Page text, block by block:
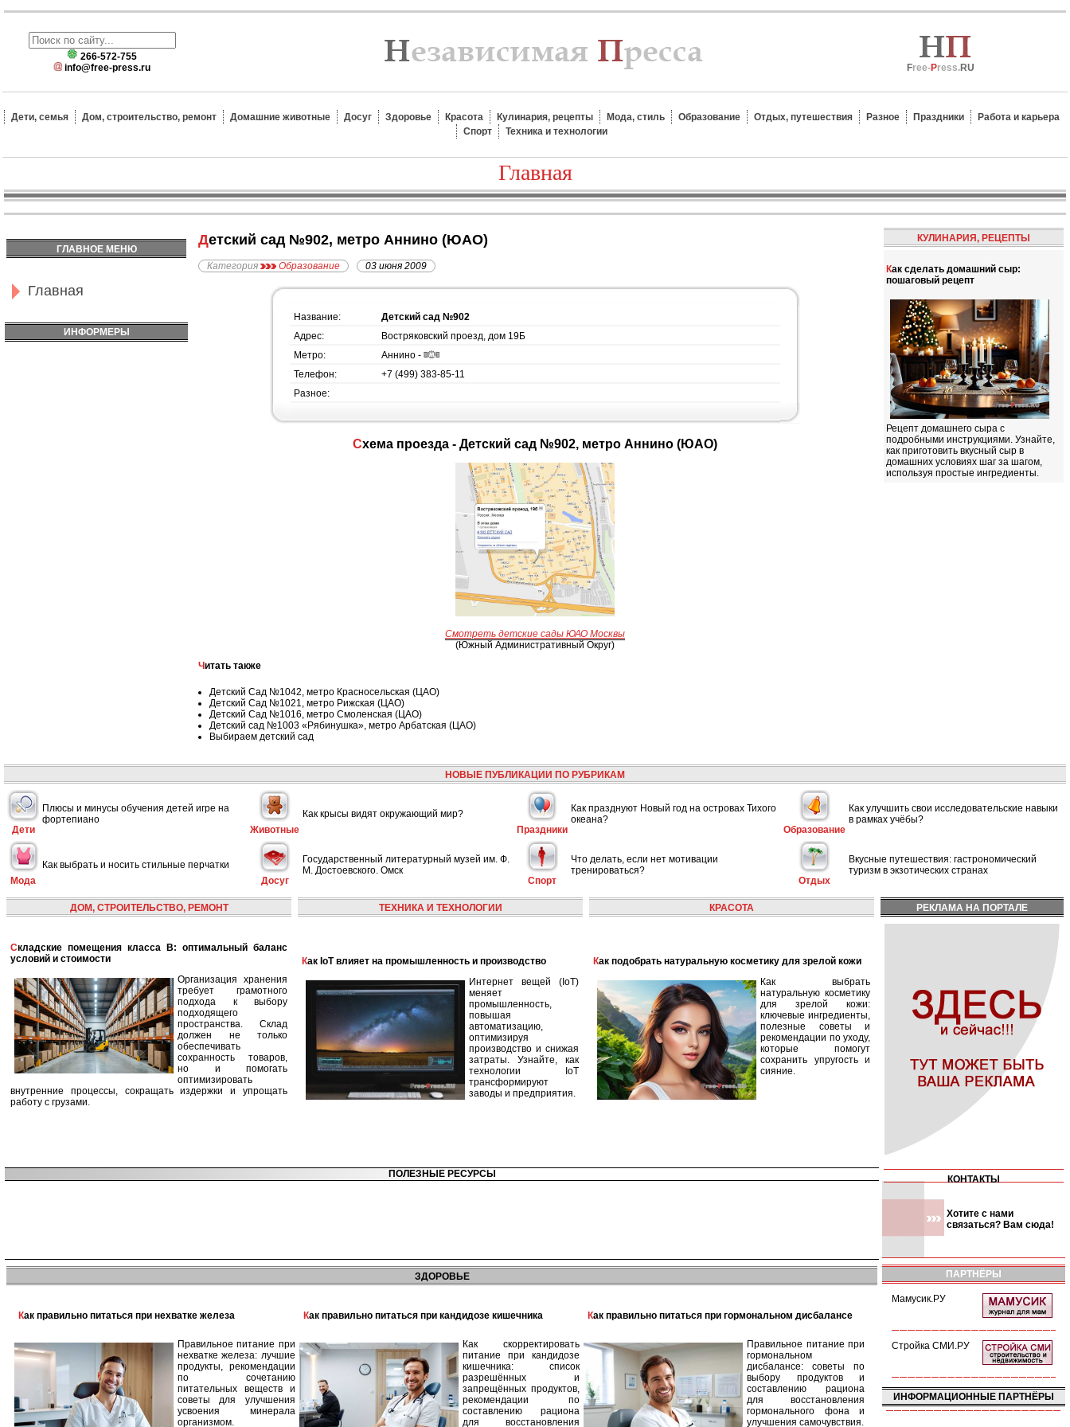
266-572-755
info@free-press.ru
Free-Press.RU
Дети, семья Дом, строительство, ремонт Домашние животные Досуг Здоровье Красота Кулинария, рецепты Мода, стиль Образование Отдых, путешествия Разное Праздники
Работа и карьера
Спорт
Техника и технологии
Главная
ГЛАВНОЕ МЕНЮ
Главная
ИНФОРМЕРЫ
Детский сад №902, метро Аннино (ЮАО)
Категория Образование 03 июня 2009
Название:
Детский сад №902
Адрес:
Востряковский проезд, дом 19Б
Метро:
Аннино -
Телефон:
+7 (499) 383-85-11
Разное:
Схема проезда - Детский сад №902, метро Аннино (ЮАО)
Смотреть детские сады ЮАО Москвы
(Южный Административный Округ)
Читать также
Детский Сад №1042, метро Красносельская (ЦАО)
Детский Сад №1021, метро Рижская (ЦАО)
Детский Сад №1016, метро Смоленская (ЦАО)
Детский сад №1003 «Рябинушка», метро Арбатская (ЦАО)
Выбираем детский сад
КУЛИНАРИЯ, РЕЦЕПТЫ
Как сделать домашний сыр:
пошаговый рецепт
Рецепт домашнего сыра с
подробными инструкциями. Узнайте,
как приготовить вкусный сыр в
домашних условиях шаг за шагом,
используя простые ингредиенты.
НОВЫЕ ПУБЛИКАЦИИ ПО РУБРИКАМ
Дети
Плюсы и минусы обучения детей игре на
фортепиано
Животные
Как крысы видят окружающий мир?
Праздники
Как празднуют Новый год на островах Тихого
океана?
Образование
Как улучшить свои исследовательские навыки
в рамках учёбы?
Мода
Как выбрать и носить стильные перчатки
Досуг
Государственный литературный музей им. Ф.
М. Достоевского. Омск
Спорт
Что делать, если нет мотивации
тренироваться?
Отдых
Вкусные путешествия: гастрономический
туризм в экзотических странах
ДОМ, СТРОИТЕЛЬСТВО, РЕМОНТ
Складские помещения класса B: оптимальный баланс
условий и стоимости
Организация хранения
требует грамотного
подхода к выбору
подходящего
пространства. Склад
должен не только
обеспечивать
сохранность товаров,
но и помогать
оптимизировать
внутренние процессы, сокращать издержки и упрощать
работу с грузами.
ТЕХНИКА И ТЕХНОЛОГИИ
Как IoT влияет на промышленность и производство
Интернет вещей (IoT)
меняет
промышленность,
повышая
автоматизацию,
оптимизируя
производство и снижая
затраты. Узнайте, как
технологии IoT
трансформируют
заводы и предприятия.
КРАСОТА
Как подобрать натуральную косметику для зрелой кожи
Как выбрать
натуральную косметику
для зрелой кожи:
ключевые ингредиенты,
полезные советы и
рекомендации по уходу,
которые помогут
сохранить упругость и
сияние.
РЕКЛАМА НА ПОРТАЛЕ
ПОЛЕЗНЫЕ РЕСУРСЫ КОНТАКТЫ
Хотите с нами
связаться? Вам сюда!
ЗДОРОВЬЕ
Как правильно питаться при нехватке железа
Правильное питание при
нехватке железа: лучшие
продукты, рекомендации
по сочетанию
питательных веществ и
советы для улучшения
усвоения минерала
организмом.
Как правильно питаться при кандидозе кишечника
Как скорректировать
питание при кандидозе
кишечника: список
разрешённых и
запрещённых продуктов,
рекомендации по
составлению рациона
для восстановления
Как правильно питаться при гормональном дисбалансе
Правильное питание при
гормональном
дисбалансе: советы по
выбору продуктов и
составлению рациона
для восстановления
гормонального фона и
улучшения самочувствия.
ПАРТНЁРЫ
Мамусик.РУ
Стройка СМИ.РУ
ИНФОРМАЦИОННЫЕ ПАРТНЁРЫ